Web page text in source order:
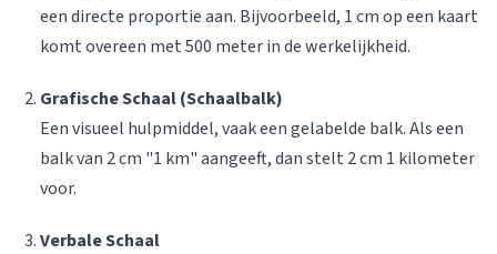
een directe proportie aan. Bijvoorbeeld, 1 cm op een kaart
komt overeen met 500 meter in de werkelijkheid.
Grafische Schaal (Schaalbalk)
Een visueel hulpmiddel, vaak een gelabelde balk. Als een
balk van 2 cm "1 km" aangeeft, dan stelt 2 cm 1 kilometer
voor.
Verbale Schaal